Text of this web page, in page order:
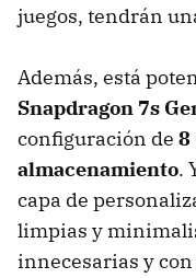
juegos, tendrán
Además, está
Snapdragon 7s
configuración de 8
almacenamiento.
capa de
limpias y
innecesarias y